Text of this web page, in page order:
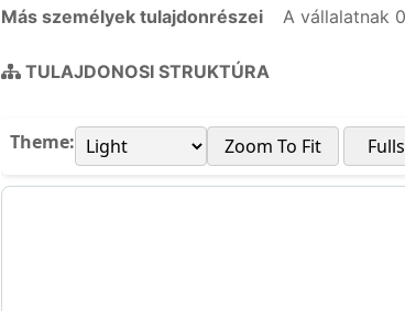
Más személyek tulajdonrészei
A vállalatnak
TULAJDONOSI STRUKTÚRA
Theme: Zoom To Fit